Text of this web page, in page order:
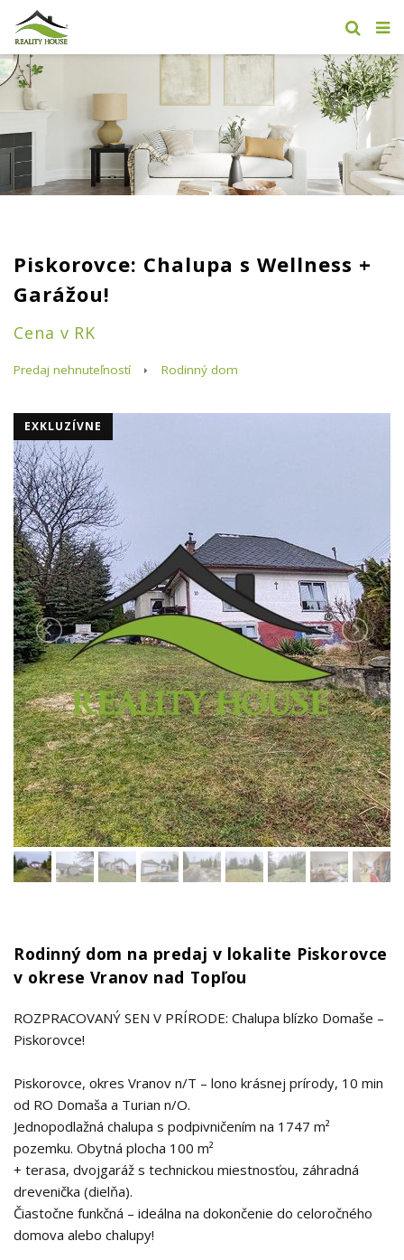
Piskorovce: Chalupa s Wellness +
Garážou!
Cena v RK
Predaj nehnuteľností Rodinný dom
EXKLUZÍVNE
Rodinný dom na predaj v lokalite Piskorovce
v okrese Vranov nad Topľou
ROZPRACOVANÝ SEN V PRÍRODE: Chalupa blízko Domaše –
Piskorovce!
Piskorovce, okres Vranov n/T – lono krásnej prírody, 10 min
od RO Domaša a Turian n/O.
Jednopodlažná chalupa s podpivničením na 1747 m²
pozemku. Obytná plocha 100 m²
+ terasa, dvojgaráž s technickou miestnosťou, záhradná
drevenička (dielňa).
Čiastočne funkčná – ideálna na dokončenie do celoročného
domova alebo chalupy!